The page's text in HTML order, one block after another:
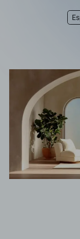
Acepto las
Deseo recibir
servicios de